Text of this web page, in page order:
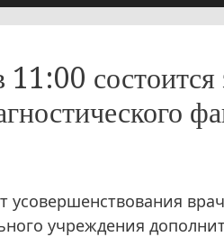
состоится
усовершенствования
учреждения